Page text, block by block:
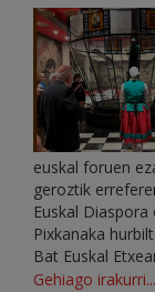
euskal foruen
geroztik
Euskal
Pixkanaka
Bat Euskal
Gehiago irakurri...